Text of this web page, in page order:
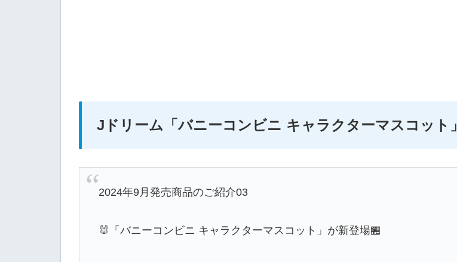
Jドリーム 「バニーコンビニ キャラクターマスコット」
2024年9月発売商品のご紹介03
🐰「バニーコンビニ キャラクターマスコット」が新登場🏪